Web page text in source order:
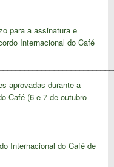
para a assinatura e
Internacional do Café
aprovadas durante a
Café (6 e 7 de outubro
Internacional do Café de